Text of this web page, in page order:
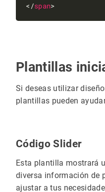
</span
Plantillas
Si deseas utilizar
plantillas pueden
Código Slider
Esta plantilla mostrará
diversa información de
ajustar a tus